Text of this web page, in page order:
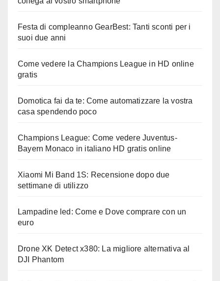
Festa di compleanno GearBest: Tanti sconti per i
suoi due anni
Come vedere la Champions League in HD online
gratis
Domotica fai da te: Come automatizzare la vostra
casa spendendo poco
Champions League: Come vedere Juventus-
Bayern Monaco in italiano HD gratis online
Xiaomi Mi Band 1S: Recensione dopo due
settimane di utilizzo
Lampadine led: Come e Dove comprare con un
euro
Drone XK Detect x380: La migliore alternativa al
DJI Phantom